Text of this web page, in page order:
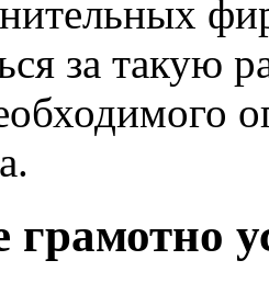
за такую
грамотно